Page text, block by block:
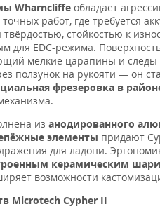
Wharncliffe обладает
работ, где требуется
стойкостью к
для EDC-режима.
мелкие царапины и следы
ползунок на рукояти — он
фрезеровка в
из анодированного
элементы придают
для ладони.
керамическим
возможности
Microtech Cypher II